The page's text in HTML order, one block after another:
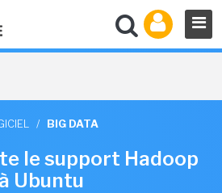
/ BIG DATA
le support Hadoop
à Ubuntu